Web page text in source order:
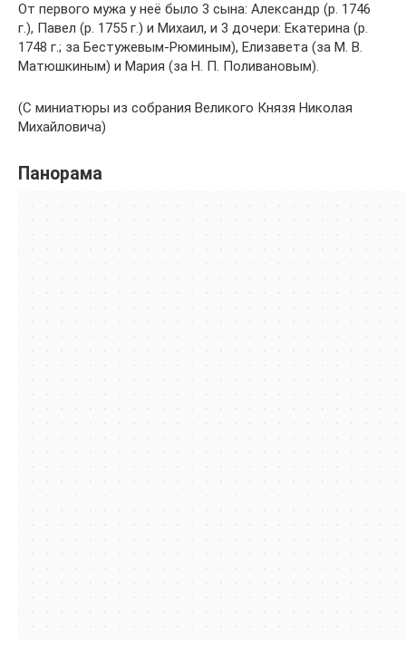
От первого мужа у неё было 3 сына: Александр (р. 1746
г.), Павел (р. 1755 г.) и Михаил, и 3 дочери: Екатерина (р.
1748 г.; за Бестужевым-Рюминым), Елизавета (за М. В.
Матюшкиным) и Мария (за Н. П. Поливановым).
(С миниатюры из собрания Великого Князя Николая
Михайловича)
Панорама